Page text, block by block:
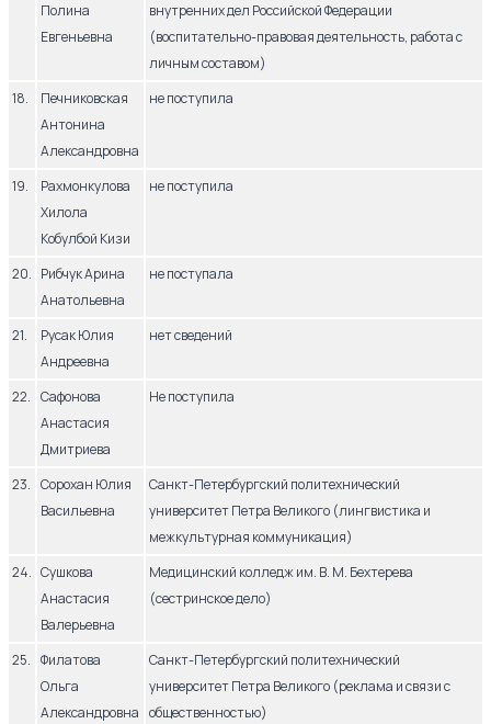
Полина
Евгеньевна
внутренних дел Российской Федерации
(воспитательно-правовая деятельность, работа с
личным составом)
18.
Печниковская
Антонина
Александровна
не поступила
19.
Рахмонкулова
Хилола
Кобулбой Кизи
не поступила
20. Рибчук Арина
Анатольевна
не поступала
21.
Русак Юлия
Андреевна
нет сведений
22. Сафонова
Анастасия
Дмитриева
Не поступила
23. Сорохан Юлия
Васильевна
Санкт-Петербургский политехнический
университет Петра Великого (лингвистика и
межкультурная коммуникация)
24. Сушкова
Анастасия
Валерьевна
Медицинский колледж им. В. М. Бехтерева
(сестринское дело)
25. Филатова
Ольга
Александровна
Санкт-Петербургский политехнический
университет Петра Великого (реклама и связи с
общественностью)